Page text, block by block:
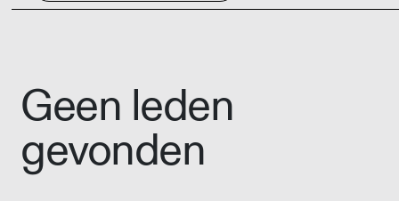
Geen leden
gevonden